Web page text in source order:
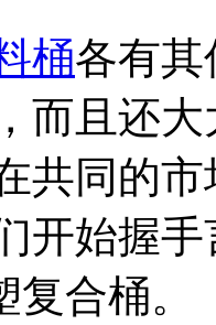
桶各有
而且还
共同的
开始握
合桶。